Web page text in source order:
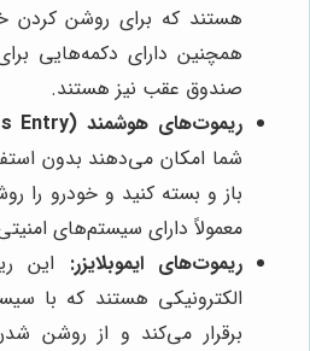
هستند که برای روشن کردن
همچنین دارای دکمه‌هایی
صندوق عقب نیز هستند.
ریموت‌های هوشمند (Keyless Entry):
شما امکان می‌دهند بدون
باز و بسته کنید و خودرو را
معمولاً دارای سیستم‌های
ریموت‌های ایموبلایزر: این
الکترونیکی هستند که با
برقرار می‌کند و از روشن